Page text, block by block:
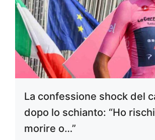
La confessione shock del
dopo lo schianto: “Ho
morire o…”